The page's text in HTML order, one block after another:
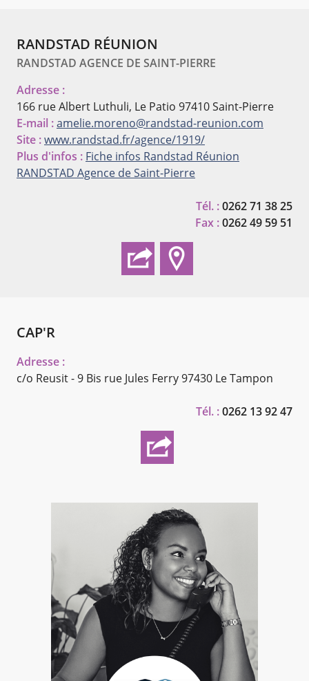
RANDSTAD RÉUNION
RANDSTAD AGENCE DE SAINT-PIERRE
Adresse :
166 rue Albert Luthuli, Le Patio 97410 Saint-Pierre
E-mail :amelie.moreno@randstad-reunion.com
Site :www.randstad.fr/agence/1919/
Plus d'infos : Fiche infos Randstad Réunion
RANDSTAD Agence de Saint-Pierre
Tél. :0262 71 38 25
Fax :0262 49 59 51
CAP'R
Adresse :
c/o Reusit - 9 Bis rue Jules Ferry97430 Le Tampon
Tél. :0262 13 92 47